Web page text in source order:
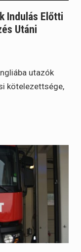
Indulás Előtti
Utáni
utazók
kötelezettsége,